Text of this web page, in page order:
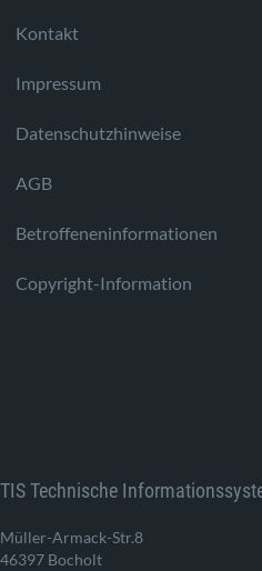
Kontakt
Impressum
Datenschutzhinweise
AGB
Betroffeneninformationen
Copyright-Information
TIS Technische
Müller-Armack-Str.8
46397 Bocholt